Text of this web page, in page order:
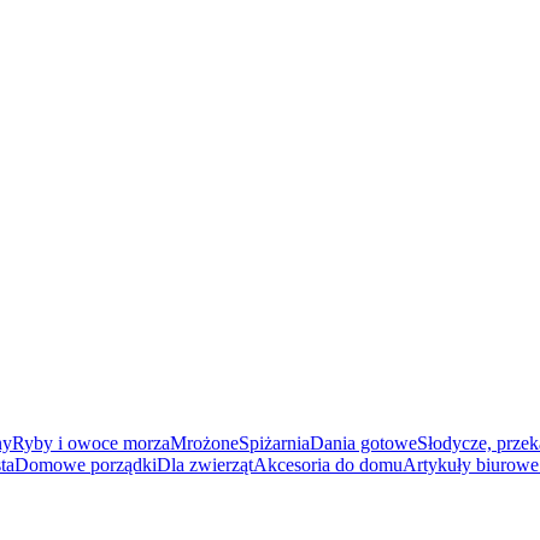
Ryby i owoce morzaMrożoneSpiżarniaDania gotoweSłodycze,
Domowe porządkiDla zwierzątAkcesoria do domuArtykuły